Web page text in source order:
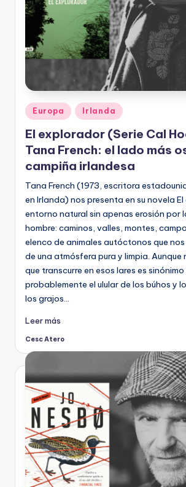
Publicado
en
Europa Irlanda
El explorador (Serie Cal
Tana French: el lado más
campiña irlandesa
Tana French (1973, escritora
en Irlanda) nos presenta en su novela
entorno natural sin apenas erosión por
hombre: caminos, valles, montes,
elenco de animales autóctonos que
de una atmósfera pura y limpia.
que transcurre en esos lares es
probablemente el ulular de los búhos y
los grajos…
Leer más
Publicado
por
Cesc Atero